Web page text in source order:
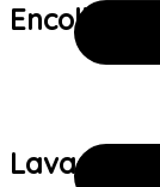
Lavagem: